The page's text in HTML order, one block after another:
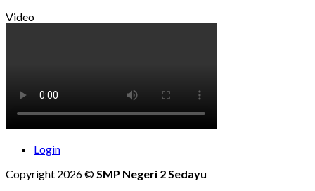
Video
Login
Copyright 2026 ©SMP Negeri 2 Sedayu